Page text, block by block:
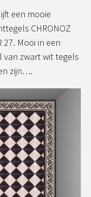
een mooie
CHRONOZ
27. Mooi in een
van zwart wit tegels
zijn….